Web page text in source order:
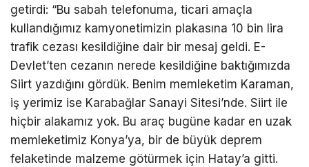
getirdi: “Bu sabah telefonuma, ticari amaçla
kullandığımız kamyonetimizin plakasına 10 bin lira
trafik cezası kesildiğine dair bir mesaj geldi. E-
Devlet’ten cezanın nerede kesildiğine baktığımızda
Siirt yazdığını gördük. Benim memleketim Karaman,
iş yerimiz ise Karabağlar Sanayi Sitesi’nde. Siirt ile
hiçbir alakamız yok. Bu araç bugüne kadar en uzak
memleketimiz Konya’ya, bir de büyük deprem
felaketinde malzeme götürmek için Hatay’a gitti.